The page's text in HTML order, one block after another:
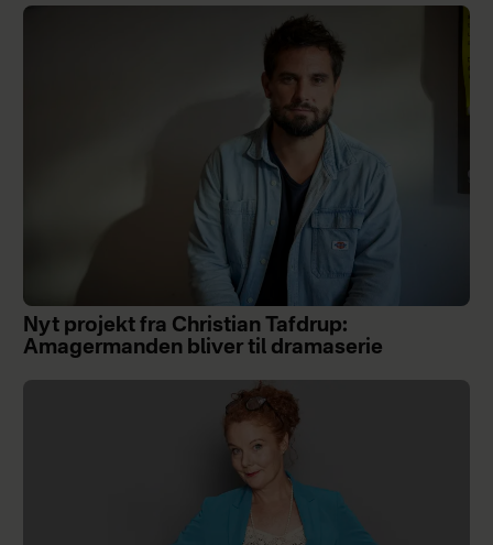
Nyt projekt fra Christian Tafdrup:
Amagermanden bliver til dramaserie